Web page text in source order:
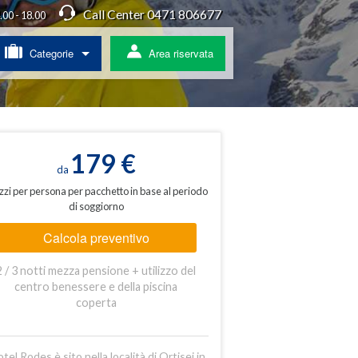
- 18.00 Call Center 0471 806677
Categorie Area riservata
da 179 €
per persona per pacchetto in base al periodo
di soggiorno
Calcola preventivo
/ 3 notti mezza pensione + utilizzo del
centro benessere e della piscina
coperta